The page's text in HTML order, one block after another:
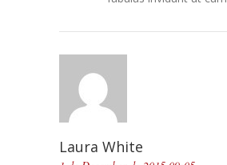
Laura White